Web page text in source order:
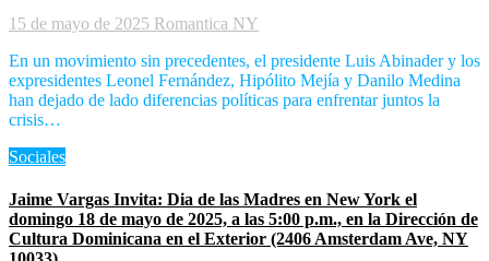
15 de mayo de 2025 Romantica NY
En un movimiento sin precedentes, el presidente Luis Abinader y los
expresidentes Leonel Fernández, Hipólito Mejía y Danilo Medina
han dejado de lado diferencias políticas para enfrentar juntos la
crisis…
Sociales
Jaime Vargas Invita: Dia de las Madres en New York el
domingo 18 de mayo de 2025, a las 5:00 p.m., en la Dirección de
Cultura Dominicana en el Exterior (2406 Amsterdam Ave, NY